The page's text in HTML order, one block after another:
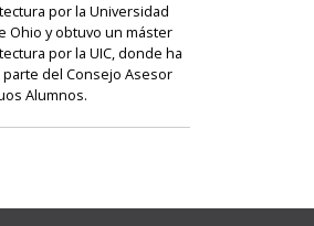
por la Universidad
Ohio y obtuvo un máster
por la UIC, donde ha
del Consejo Asesor
Alumnos.